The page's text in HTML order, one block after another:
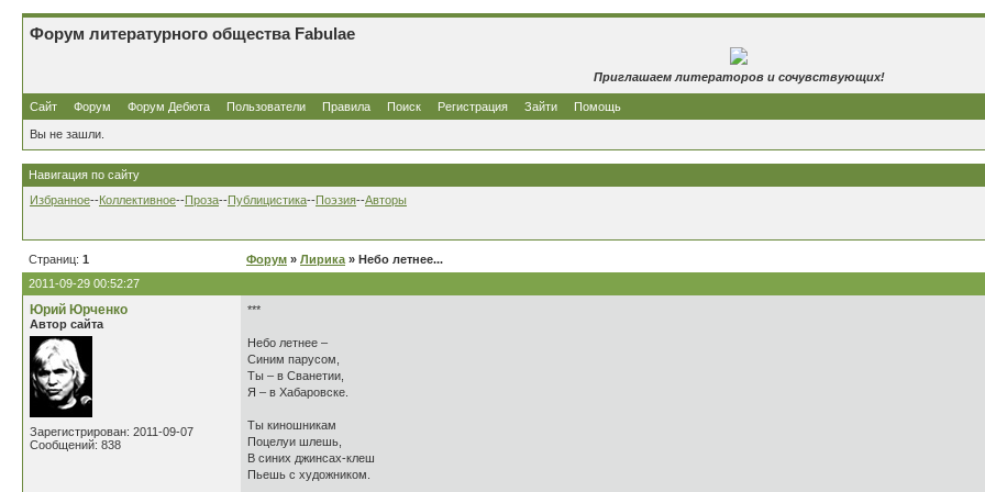
Форум литературного общества Fabulae
Приглашаем литераторов и сочувствующих!
Сайт Форум Форум Дебюта Пользователи Правила Поиск Регистрация Зайти Помощь
Вы не зашли.
Навигация по сайту
Избранное--Коллективное--Проза--Публицистика--Поэзия--Авторы
Страниц: 1 Форум » Лирика » Небо летнее...
2011-09-29 00:52:27
Юрий Юрченко
Автор сайта
Зарегистрирован: 2011-09-07
Сообщений: 838
***
Небо летнее –
Синим парусом,
Ты – в Сванетии,
Я – в Хабаровске.
Ты киношникам
Поцелуи шлешь,
В синих джинсах-клеш
Пьешь с художником.